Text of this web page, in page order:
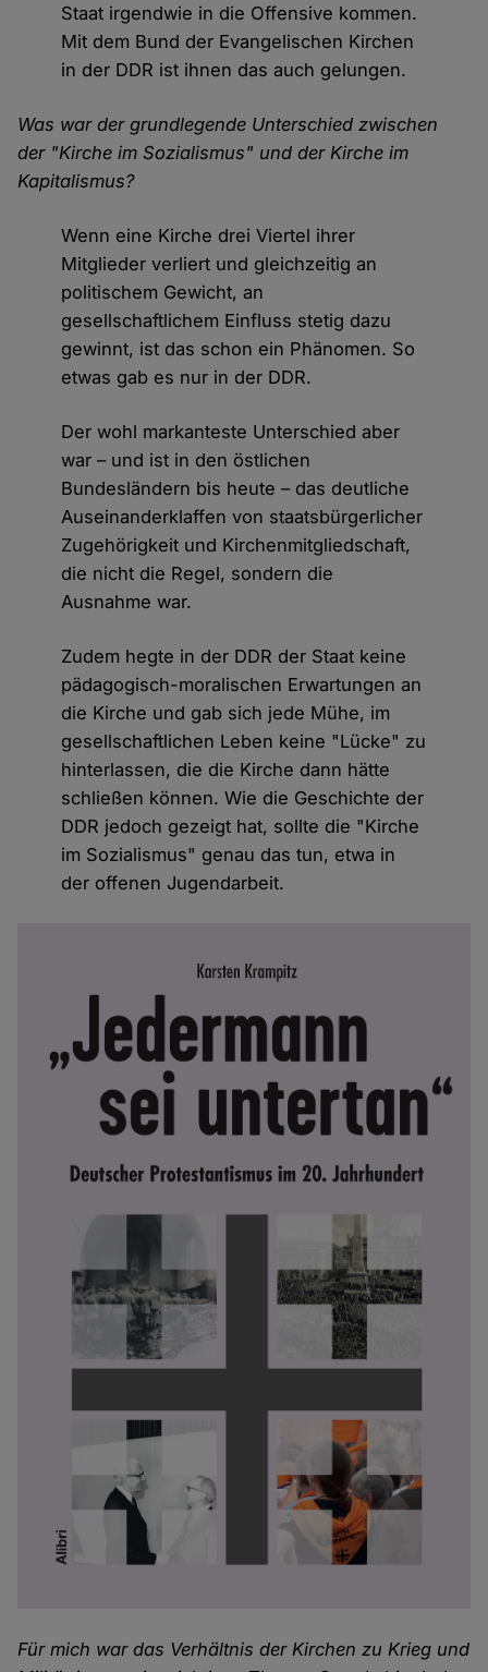
Staat irgendwie in die Offensive kommen.
Mit dem Bund der Evangelischen Kirchen
in der DDR ist ihnen das auch gelungen.
Was war der grundlegende Unterschied zwischen
der "Kirche im Sozialismus" und der Kirche im
Kapitalismus?
Wenn eine Kirche drei Viertel ihrer
Mitglieder verliert und gleichzeitig an
politischem Gewicht, an
gesellschaftlichem Einfluss stetig dazu
gewinnt, ist das schon ein Phänomen. So
etwas gab es nur in der DDR.
Der wohl markanteste Unterschied aber
war – und ist in den östlichen
Bundesländern bis heute – das deutliche
Auseinanderklaffen von staatsbürgerlicher
Zugehörigkeit und Kirchenmitgliedschaft,
die nicht die Regel, sondern die
Ausnahme war.
Zudem hegte in der DDR der Staat keine
pädagogisch-moralischen Erwartungen an
die Kirche und gab sich jede Mühe, im
gesellschaftlichen Leben keine "Lücke" zu
hinterlassen, die die Kirche dann hätte
schließen können. Wie die Geschichte der
DDR jedoch gezeigt hat, sollte die "Kirche
im Sozialismus" genau das tun, etwa in
der offenen Jugendarbeit.
Für mich war das Verhältnis der Kirchen zu Krieg und